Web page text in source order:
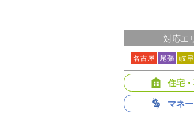
対応エ
名古屋 尾張 岐阜
住宅
マネ